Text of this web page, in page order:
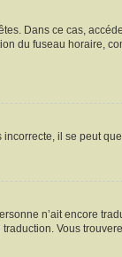
Dans ce cas,
du fuseau horaire,
il se peut
n’ait encore
Vous